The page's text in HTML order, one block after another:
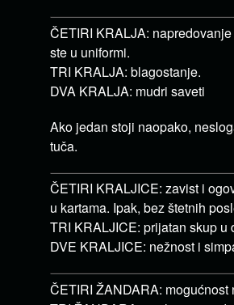
ČETIRI KRALJA:
ste u uniformi.
TRI KRALJA: blagostanje.
DVA KRALJA: mudri saveti
Ako jedan stoji naopako,
tuča.
ČETIRI KRALJICE: zavist i
u kartama. Ipak, bez štetnih
TRI KRALJICE: prijatan skup u
DVE KRALJICE: nežnost i
ČETIRI ŽANDARA: